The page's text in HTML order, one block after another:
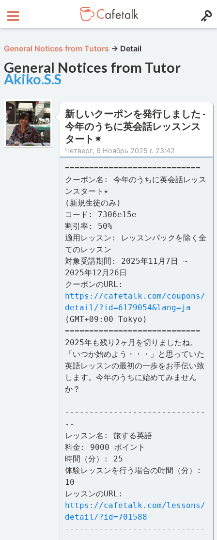
General Notices from Tutors → Detail
General Notices from Tutor
Akiko.S.S
新しいクーポンを発行しました -
今年のうちに英会話レッスンス
タート✴︎
Четверг, 6 Ноябрь 2025 r. 23:42
============================
クーポン名: 今年のうちに英会話レッス
ンスタート✴︎
(新規生徒のみ)
コード: 7306e15e
割引率: 50%
適用レッスン: レッスンパックを除く全
てのレッスン
対象受講期間: 2025年11月7日 ~
2025年12月26日
クーポンのURL:
https://cafetalk.com/coupons/
detail/?id=6179054&lang=ja
(GMT+09:00 Tokyo)
============================
2025年も残り2ヶ月を切りましたね。
「いつか始めよう・・・」と思っていた
英語レッスンの最初の一歩をお手伝い致
します。今年のうちに始めてみません
か？
-----------------------------
--
レッスン名: 旅する英語
料金: 9000 ポイント
時間（分）: 25
体験レッスンを行う場合の時間（分）:
10
レッスンのURL:
https://cafetalk.com/lessons/
detail/?id=701588
-----------------------------